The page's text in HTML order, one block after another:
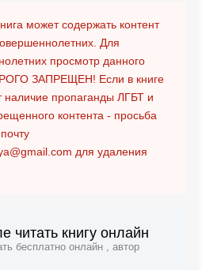
может содержать контент
Для
просмотр данного
ЗАПРЕЩЕН! Если в книге
наличие пропаганды ЛГБТ и
контента - просьба
для удаления
читать книгу онлайн
бесплатно онлайн , автор